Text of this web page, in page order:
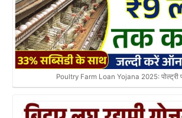
Poultry Farm Loan Yojana 2025: पोल्ट्री